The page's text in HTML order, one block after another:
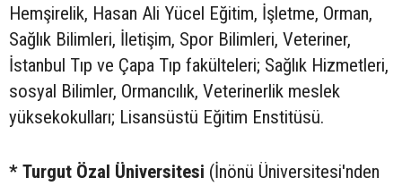
Hemşirelik, Hasan Ali Yücel Eğitim, İşletme, Orman,
Sağlık Bilimleri, İletişim, Spor Bilimleri, Veteriner,
İstanbul Tıp ve Çapa Tıp fakülteleri; Sağlık Hizmetleri,
sosyal Bilimler, Ormancılık, Veterinerlik meslek
yüksekokulları; Lisansüstü Eğitim Enstitüsü.
* Turgut Özal Üniversitesi (İnönü Üniversitesi'nden